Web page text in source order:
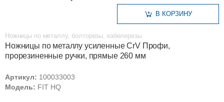
В КОРЗИНУ
Ножницы по металлу, болторезы, кабелерезы
Ножницы по металлу усиленные CrV Профи,
прорезиненные ручки, прямые 260 мм
Артикул: 100033003
Модель: FIT HQ